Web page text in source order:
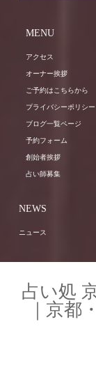
MENU
アクセス
オーナー挨拶
ご予約はこちらから
プライバシーポリシー
ブログ一覧ページ
予約フォーム
創始者挨拶
占い師募集
NEWS
ニュース
占い処
｜京都